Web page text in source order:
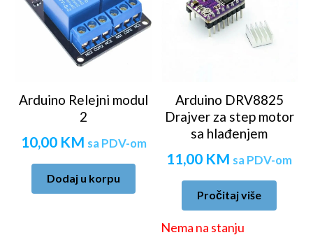
Arduino Relejni modul
2
10,00 KM sa PDV-om
Dodaj u korpu
Arduino DRV8825
Drajver za step motor
sa hlađenjem
11,00 KM sa PDV-om
Pročitaj više
Nema na stanju